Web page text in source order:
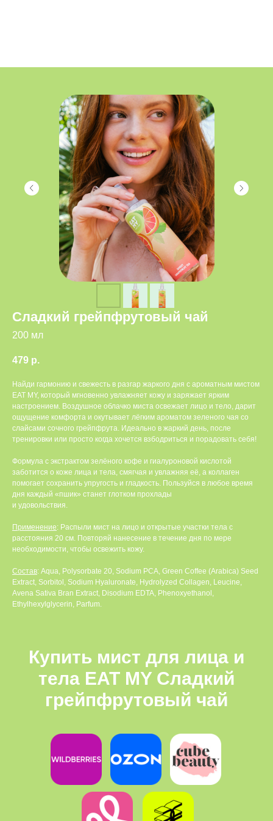
Сладкий грейпфрутовый чай
200 мл
479 р.
Найди гармонию и свежесть в разгар жаркого дня с ароматным мистом
ЕАТ МY, который мгновенно увлажняет кожу и заряжает ярким
настроением. Воздушное облачко миста освежает лицо и тело, дарит
ощущение комфорта и окутывает лёгким ароматом зеленого чая со
слайсами сочного грейпфрута. Идеально в жаркий день, после
тренировки или просто когда хочется взбодриться и порадовать себя!
Формула с экстрактом зелёного кофе и гиалуроновой кислотой
заботится о коже лица и тела, смягчая и увлажняя её, а коллаген
помогает сохранить упругость и гладкость. Пользуйся в любое время
дня каждый «пшик» станет глотком прохлады
и удовольствия.
Применение: Распыли мист на лицо и открытые участки тела с
расстояния 20 см. Повторяй нанесение в течение дня по мере
необходимости, чтобы освежить кожу.
Состав: Aqua, Polysorbate 20, Sodium PCA, Green Coffee (Arabica) Seed
Extract, Sorbitol, Sodium Hyaluronate, Hydrolyzed Collagen, Leucine,
Avena Sativa Bran Extract, Disodium EDTA, Phenoxyethanol,
Ethylhexylglycerin, Parfum.
Купить мист для лица и
тела EAT MY Сладкий
грейпфрутовый чай